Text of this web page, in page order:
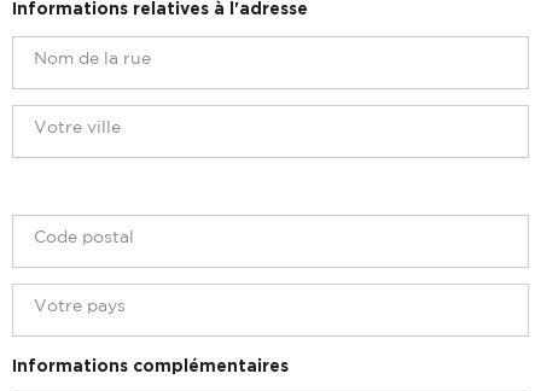
Informations relatives à l'adresse
Informations complémentaires